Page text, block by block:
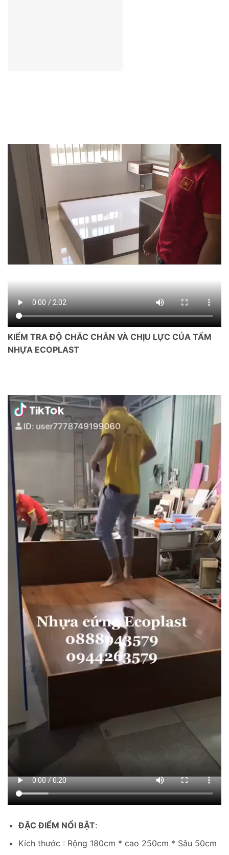
KIỂM TRA ĐỘ CHẮC CHẮN VÀ CHỊU LỰC CỦA TẤM
NHỰA ECOPLAST
ĐẶC ĐIỂM NỔI BẬT:
Kích thước : Rộng 180cm * cao 250cm * Sâu 50cm